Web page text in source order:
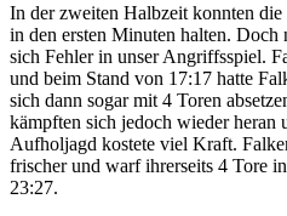
In der zweiten Halbzeit konnten
in den ersten Minuten halten. Doch
sich Fehler in unser Angriffsspiel.
und beim Stand von 17:17 hatte
sich dann sogar mit 4 Toren
kämpften sich jedoch wieder heran
Aufholjagd kostete viel Kraft.
frischer und warf ihrerseits 4 Tore
23:27.